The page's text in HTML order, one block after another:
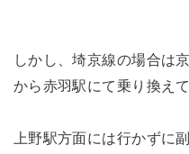
しかし、埼京線の場合は
から赤羽駅にて乗り換え
上野駅方面には行かずに